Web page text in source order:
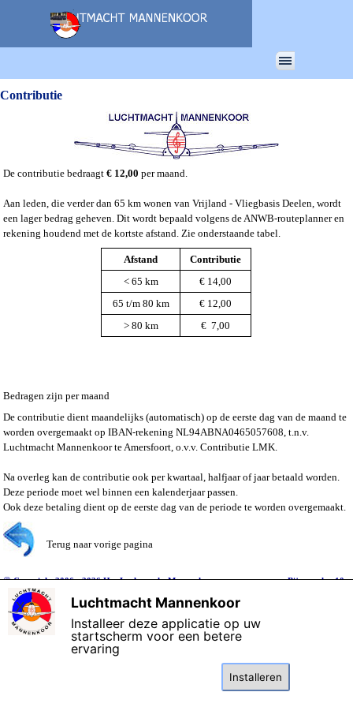
Contributie
De contributie bedraagt€ 12,00 per maand.
Aan leden, die verder dan 65 km wonen van Vrijland - Vliegbasis Deelen, wordt
een lager bedrag geheven. Dit wordt bepaald volgens de ANWB-routeplanner en
rekening houdend met de kortste afstand. Zie onderstaande tabel.
Afstand
Contributie
< 65 km
€ 14,00
65 t/m 80 km
€ 12,00
> 80 km
€ 7,00
Bedragen zijn per maand
De contributie dient maandelijks (automatisch) op de eerste dag van de maand te
worden overgemaakt op IBAN-rekening NL94ABNA0465057608, t.n.v.
Luchtmacht Mannenkoor te Amersfoort, o.v.v. Contributie LMK.
Na overleg kan de contributie ook per kwartaal, halfjaar of jaar betaald worden.
Deze periode moet wel binnen een kalenderjaar passen.
Ook deze betaling dient op de eerste dag van de periode te worden overgemaakt.
Terug naar vorige pagina
©Copyright 2006 - 2026 Het Luchtmacht Mannenkoor
Bijgewerkt: 10-
januari-2026
Terug naar de inhoud
Luchtmacht Mannenkoor
Installeer deze applicatie op uw
startscherm voor een betere
ervaring
Installeren
X